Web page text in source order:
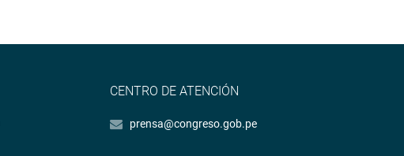
CENTRO DE ATENCIÓN
prensa@congreso.gob.pe